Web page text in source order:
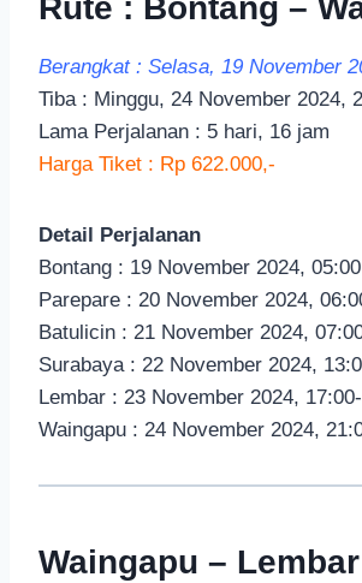
Rute : Bontang –
Berangkat : Selasa, 19 November
Tiba : Minggu, 24 November 2024,
Lama Perjalanan : 5 hari, 16 jam
Harga Tiket : Rp 622.000,-
Detail Perjalanan
Bontang : 19 November 2024, 05:00
Parepare : 20 November 2024,
Batulicin : 21 November 2024,
Surabaya : 22 November 2024,
Lembar : 23 November 2024,
Waingapu : 24 November 2024,
Waingapu – Lembar